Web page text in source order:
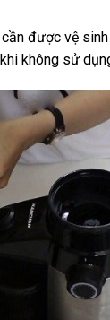
được vệ
không sử